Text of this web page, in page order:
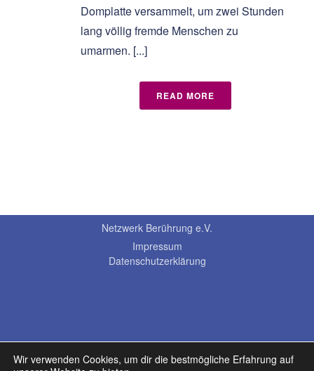
Domplatte versammelt, um zwei Stunden
lang völlig fremde Menschen zu
umarmen. [...]
READ MORE
Netzwerk Berührung e.V.
Impressum
Datenschutzerklärung
Wir verwenden Cookies, um dir die bestmögliche Erfahrung auf